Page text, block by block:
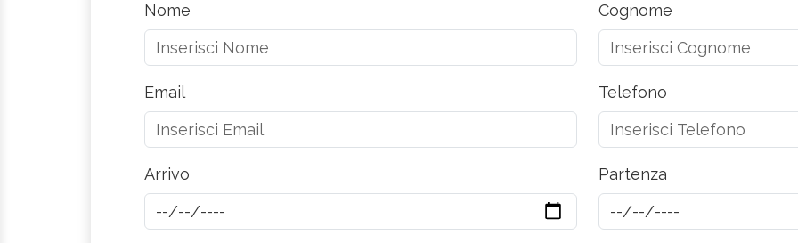
Nome Cognome
Email Telefono
Arrivo Partenza